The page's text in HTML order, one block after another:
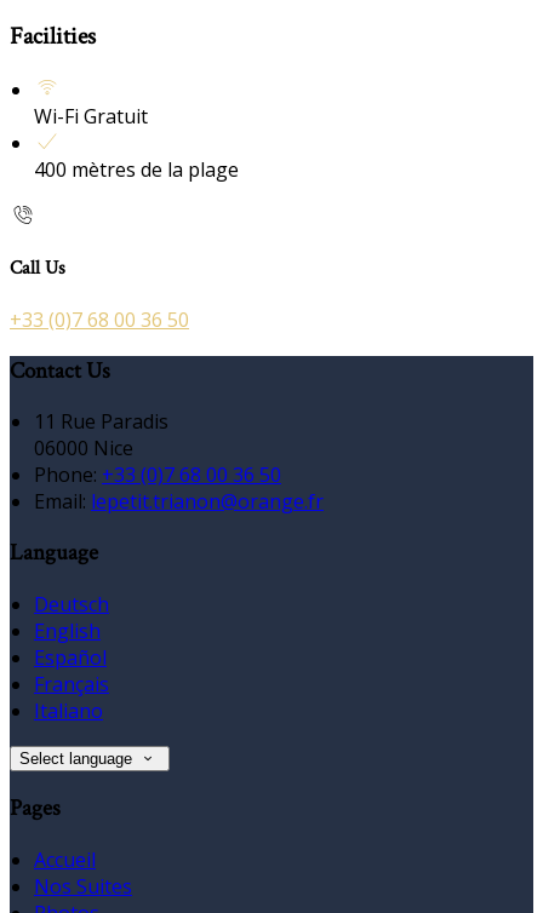
Facilities
Wi-Fi Gratuit
400 mètres de la plage
Call Us
+33 (0)7 68 00 36 50
Contact Us
11 Rue Paradis
06000 Nice
Phone: +33 (0)7 68 00 36 50
Email: lepetit.trianon@orange.fr
Language
Deutsch
English
Español
Français
Italiano
Select language
Pages
Accueil
Nos Suites